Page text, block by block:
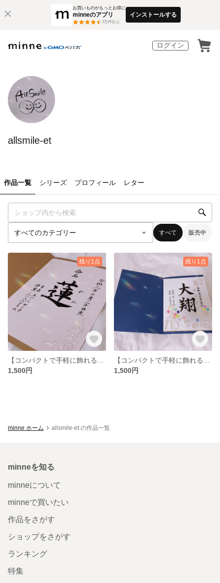
お買いものがもっとお得に
minneのアプリ
3万件以上
インストールする
ログイン
allsmile-et
作品一覧 シリーズ プロフィール レター
すべて 販売中
残り1点
1,500円
残り1点
1,500円
minne ホーム allsmile-et の作品一覧
minneを知る
minneについて
minneで買いたい
作品をさがす
ショップをさがす
ランキング
特集